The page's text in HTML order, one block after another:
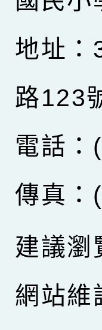
地址：
路123
電話
傳真
建議瀏
網站維